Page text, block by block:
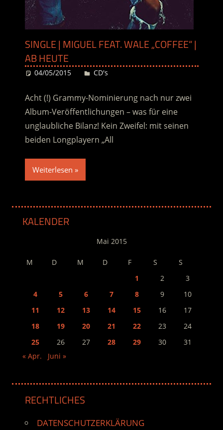
SINGLE | MIGUEL FEAT. WALE „COFFEE“ |
AB HEUTE
04/05/2015 Desiree
CD's
Acht (!) Grammy-Nominierung nach nur zwei
Album-Veröffentlichungen – was für eine
unglaubliche Bilanz! Kein Zweifel: mit seinen
beiden Longplayern „All
Weiterlesen
KALENDER
Mai 2015
M D M D F S
S
1
2
3
4
5 6 7 8 9
10
11
12 13 14 15 16
17
18
19 20 21 22 23
24
25
26 27 28 29 30
31
« Apr.
Juni »
RECHTLICHES
DATENSCHUTZERKLÄRUNG